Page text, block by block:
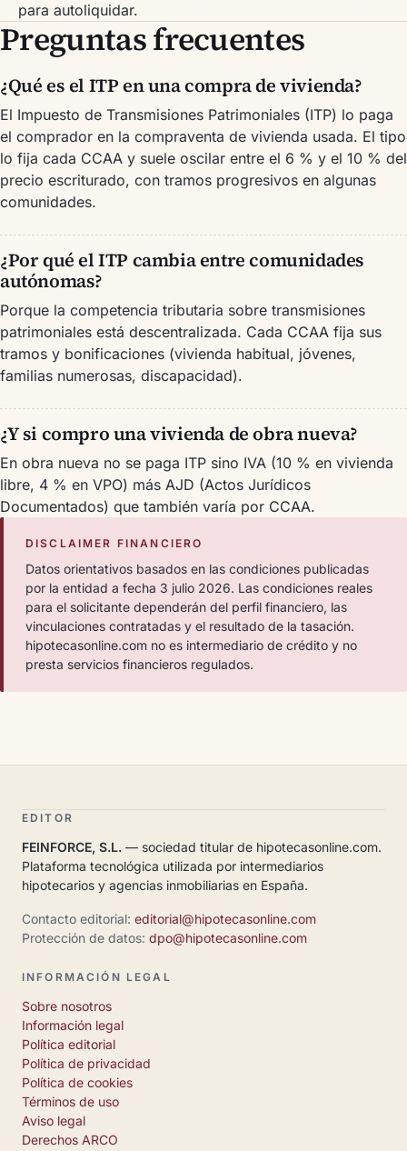
para autoliquidar.
Preguntas frecuentes
¿Qué es el ITP en una compra de vivienda?
El Impuesto de Transmisiones Patrimoniales (ITP) lo paga
el comprador en la compraventa de vivienda usada. El tipo
lo fija cada CCAA y suele oscilar entre el 6 % y el 10 % del
precio escriturado, con tramos progresivos en algunas
comunidades.
¿Por qué el ITP cambia entre comunidades
autónomas?
Porque la competencia tributaria sobre transmisiones
patrimoniales está descentralizada. Cada CCAA fija sus
tramos y bonificaciones (vivienda habitual, jóvenes,
familias numerosas, discapacidad).
¿Y si compro una vivienda de obra nueva?
En obra nueva no se paga ITP sino IVA (10 % en vivienda
libre, 4 % en VPO) más AJD (Actos Jurídicos
Documentados) que también varía por CCAA.
DISCLAIMER FINANCIERO
Datos orientativos basados en las condiciones publicadas
por la entidad a fecha 3 julio 2026. Las condiciones reales
para el solicitante dependerán del perfil financiero, las
vinculaciones contratadas y el resultado de la tasación.
hipotecasonline.com no es intermediario de crédito y no
presta servicios financieros regulados.
EDITOR
FEINFORCE, S.L. — sociedad titular de hipotecasonline.com.
Plataforma tecnológica utilizada por intermediarios
hipotecarios y agencias inmobiliarias en España.
Contacto editorial: editorial@hipotecasonline.com
Protección de datos: dpo@hipotecasonline.com
INFORMACIÓN LEGAL
Sobre nosotros
Información legal
Política editorial
Política de privacidad
Política de cookies
Términos de uso
Aviso legal
Derechos ARCO